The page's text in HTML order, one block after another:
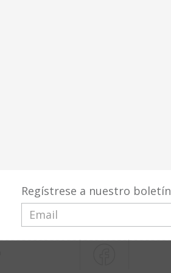
Regístrese a nuestro boletín